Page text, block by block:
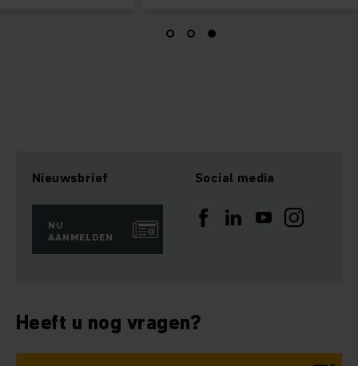
Nieuwsbrief
NU
AANMELDEN
Social media
Heeft u nog vragen?